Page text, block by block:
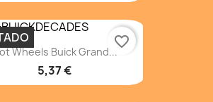
Wheels Buick Grand...
5,37 €
favorite_border